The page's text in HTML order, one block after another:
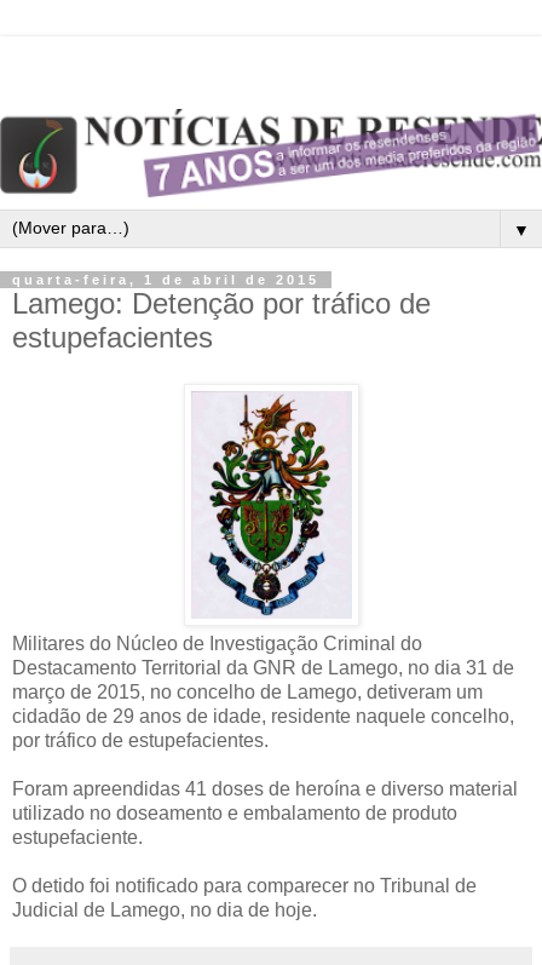
▼
quarta-feira, 1 de abril de 2015
Lamego: Detenção por tráfico de
estupefacientes
Militares do Núcleo de Investigação Criminal do
Destacamento Territorial da GNR de Lamego, no dia 31 de
março de 2015, no concelho de Lamego, detiveram um
cidadão de 29 anos de idade, residente naquele concelho,
por tráfico de estupefacientes.
Foram apreendidas 41 doses de heroína e diverso material
utilizado no doseamento e embalamento de produto
estupefaciente.
O detido foi notificado para comparecer no Tribunal de
Judicial de Lamego, no dia de hoje.